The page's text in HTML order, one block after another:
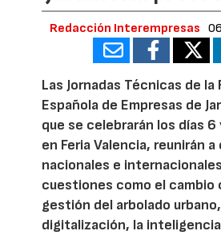
Redacción Interempresas
Las Jornadas Técnicas de la
Española de Empresas de
que se celebrarán los días
en Feria Valencia, reunirán
nacionales e
cuestiones como el cambio
gestión del arbolado
digitalización, la